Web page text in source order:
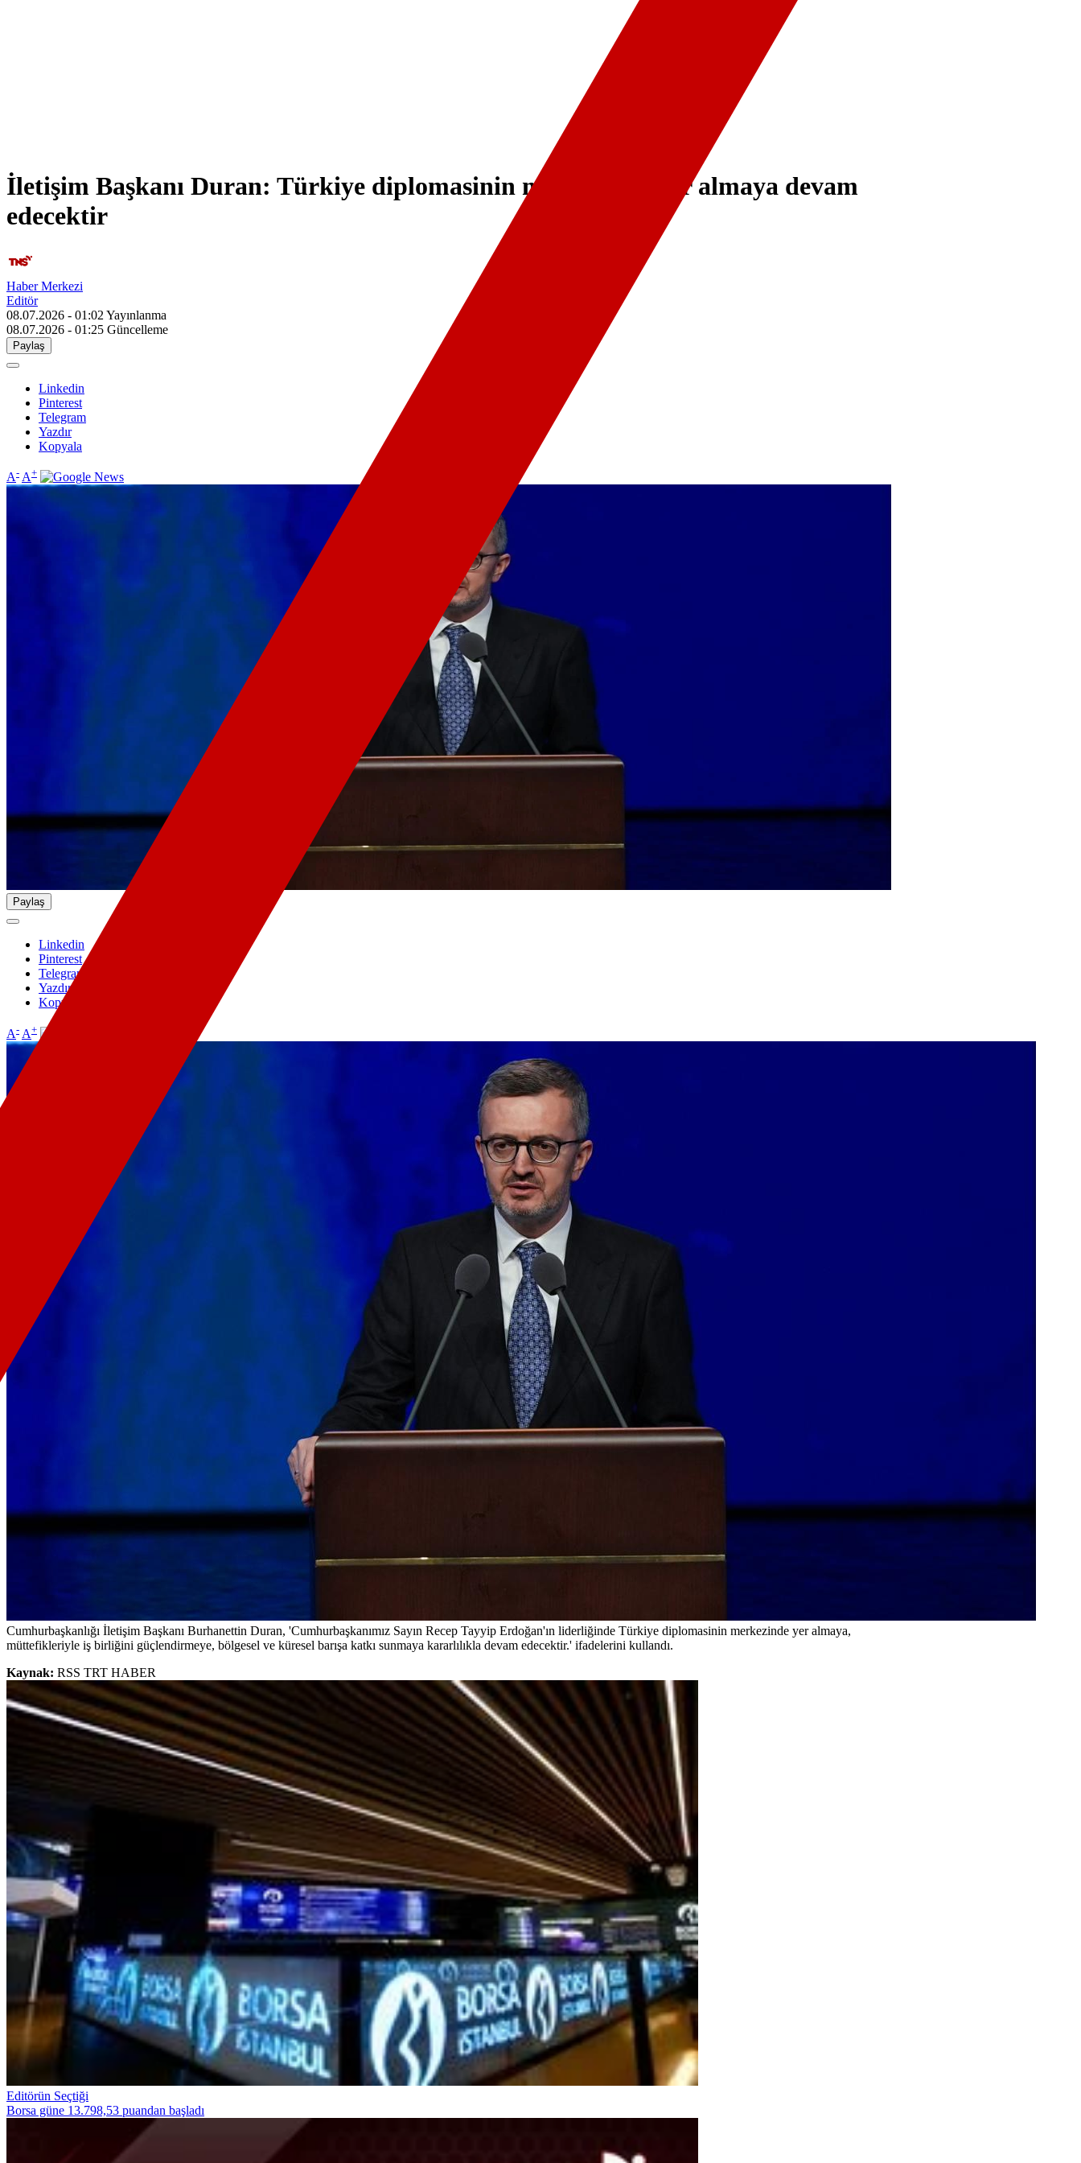
İletişim Başkanı Duran: Türkiye diplomasinin merkezinde yer almaya devam
edecektir
Haber Merkezi
Editör
08.07.2026 - 01:02 Yayınlanma
08.07.2026 - 01:25 Güncelleme
Paylaş
Linkedin
Pinterest
Telegram
Yazdır
Kopyala
A- A+
Paylaş
Linkedin
Pinterest
Telegram
Yazdır
Kopyala
A- A+
Cumhurbaşkanlığı İletişim Başkanı Burhanettin Duran, 'Cumhurbaşkanımız Sayın Recep Tayyip Erdoğan'ın liderliğinde Türkiye diplomasinin merkezinde yer almaya,
müttefikleriyle iş birliğini güçlendirmeye, bölgesel ve küresel barışa katkı sunmaya kararlılıkla devam edecektir.' ifadelerini kullandı.
Kaynak: RSS TRT HABER
Editörün Seçtiği
Borsa güne 13.798,53 puandan başladı